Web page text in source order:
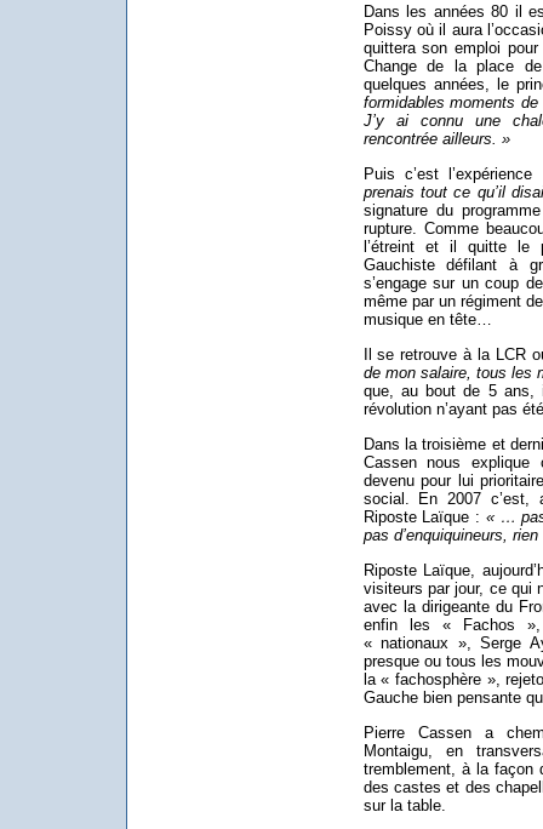
Dans les années 80 il
Poissy où il aura
quittera son emploi
Change de la place
quelques années, le
formidables moments
J’y ai connu une
rencontrée ailleurs. »
Puis c’est
prenais tout ce qu’il
signature du
rupture. Comme
l’étreint et il quitte le
Gauchiste défilant à
s’engage sur un coup
même par un régiment
musique en tête…
Il se retrouve à la LCR
de mon salaire, tous les
que, au bout de 5
révolution n’ayant pas
Dans la troisième et
Cassen nous explique
devenu pour lui
social. En 2007 c’est,
Riposte Laïque : « …
pas d’enquiquineurs,
Riposte Laïque,
visiteurs par jour, ce qui
avec la dirigeante du
enfin les « Fachos
« nationaux », Serge
presque ou tous les
la « fachosphère »,
Gauche bien pensante
Pierre Cassen a
Montaigu, en
tremblement, à la façon
des castes et des
sur la table.